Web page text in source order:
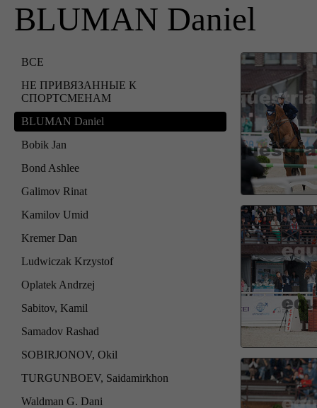
BLUMAN Daniel
ВСЕ
НЕ ПРИВЯЗАННЫЕ К
СПОРТСМЕНАМ
BLUMAN Daniel
Bobik Jan
Bond Ashlee
Galimov Rinat
Kamilov Umid
Kremer Dan
Ludwiczak Krzystof
Oplatek Andrzej
Sabitov, Kamil
Samadov Rashad
SOBIRJONOV, Okil
TURGUNBOEV, Saidamirkhon
Waldman G. Dani